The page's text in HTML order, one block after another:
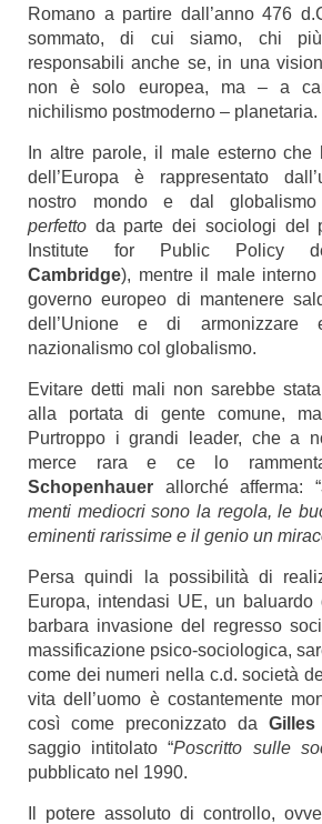
Romano a partire dall’anno 476
sommato, di cui siamo, chi
responsabili anche se, in una
non è solo europea, ma – a
nichilismo postmoderno – planetaria.
In altre parole, il male esterno
dell’Europa è rappresentato
nostro mondo e dal
perfetto da parte dei sociologi del
Institute for Public Policy
Cambridge), mentre il male interno
governo europeo di mantenere
dell’Unione e di armonizzare
nazionalismo col globalismo.
Evitare detti mali non sarebbe
alla portata di gente comune,
Purtroppo i grandi leader, che a
merce rara e ce lo
Schopenhauer allorché afferma: “
menti mediocri sono la regola, le
eminenti rarissime e il genio un
Persa quindi la possibilità di
Europa, intendasi UE, un
barbara invasione del regresso
massificazione psico-sociologica,
come dei numeri nella c.d. società
vita dell’uomo è costantemente
così come preconizzato da Gilles
saggio intitolato “Poscritto sulle
pubblicato nel 1990.
Il potere assoluto di controllo,